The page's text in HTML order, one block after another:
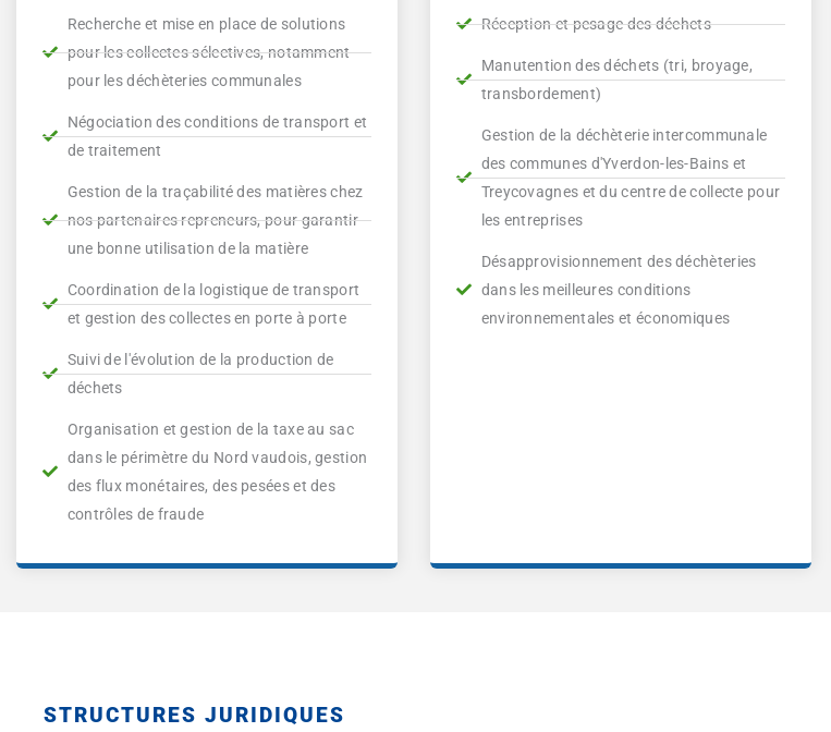
Recherche et mise en place de solutions
pour les collectes sélectives, notamment
pour les déchèteries communales
Négociation des conditions de transport et
de traitement
Gestion de la traçabilité des matières chez
nos partenaires repreneurs, pour garantir
une bonne utilisation de la matière
Coordination de la logistique de transport
et gestion des collectes en porte à porte
Suivi de l'évolution de la production de
déchets
Organisation et gestion de la taxe au sac
dans le périmètre du Nord vaudois, gestion
des flux monétaires, des pesées et des
contrôles de fraude
Réception et pesage des déchets
Manutention des déchets (tri, broyage,
transbordement)
Gestion de la déchèterie intercommunale
des communes d'Yverdon-les-Bains et
Treycovagnes et du centre de collecte pour
les entreprises
Désapprovisionnement des déchèteries
dans les meilleures conditions
environnementales et économiques
STRUCTURES JURIDIQUES